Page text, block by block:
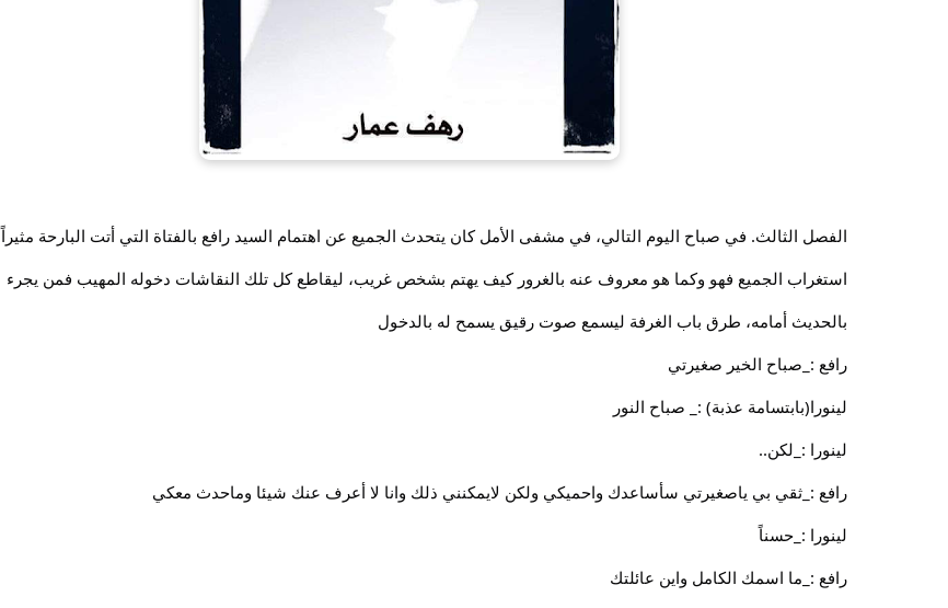
الفصل الثالث. في صباح اليوم التالي، في مشفى الأمل كان يتحدث الجميع عن اهتمام السيد رافع بالفتاة التي أتت البارحة مثيراً
استغراب الجميع فهو وكما هو معروف عنه بالغرور كيف يهتم بشخص غريب، ليقاطع كل تلك النقاشات دخوله المهيب فمن يجرء
بالحديث أمامه، طرق باب الغرفة ليسمع صوت رقيق يسمح له بالدخول
رافع :_صباح الخير صغيرتي
لينورا(بابتسامة عذبة) :_ صباح النور
لينورا :_لكن..
رافع :_ثقي بي ياصغيرتي سأساعدك واحميكي ولكن لايمكنني ذلك وانا لا أعرف عنك شيئا وماحدث معكي
لينورا :_حسناً
رافع :_ما اسمك الكامل واين عائلتك